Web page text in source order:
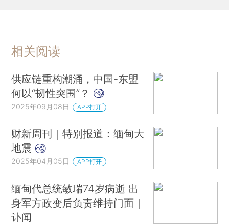
相关阅读
供应链重构潮涌，中国-东盟
何以“韧性突围”？
2025年09月08日 APP打开
财新周刊｜特别报道：缅甸大
地震
2025年04月05日 APP打开
缅甸代总统敏瑞74岁病逝 出
身军方政变后负责维持门面｜
讣闻